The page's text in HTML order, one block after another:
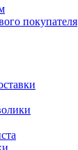
покупателя